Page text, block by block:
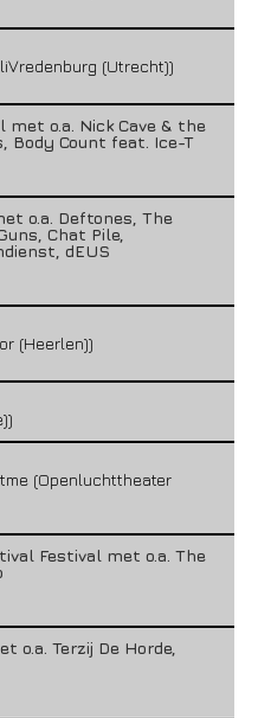
(Utrecht))
met o.a. Nick Cave & the
Body Count feat. Ice-T
o.a. Deftones, The
Chat Pile,
dEUS
(Heerlen))
(Openluchttheater
Festival met o.a. The
o.a. Terzij De Horde,